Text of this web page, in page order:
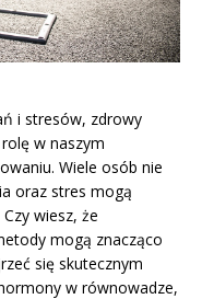
i stresów, zdrowy
w naszym
Wiele osób nie
oraz stres mogą
wiesz, że
mogą znacząco
się skutecznym
w równowadze,